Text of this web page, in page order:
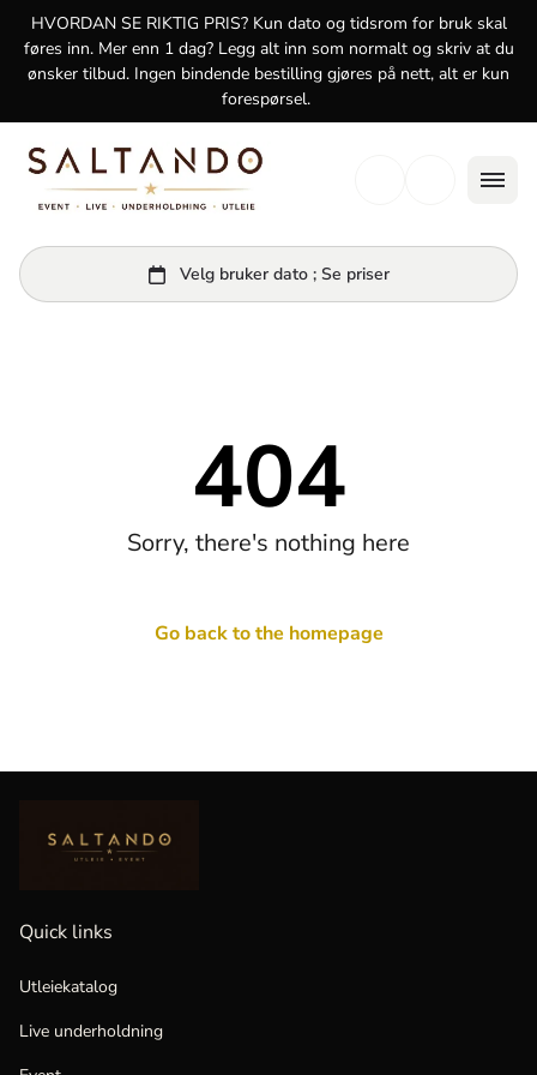
HVORDAN SE RIKTIG PRIS? Kun dato og tidsrom for bruk skal
føres inn. Mer enn 1 dag? Legg alt inn som normalt og skriv at du
ønsker tilbud. Ingen bindende bestilling gjøres på nett, alt er kun
forespørsel.
logg inn
404
Sorry, there's nothing here
Go back to the homepage
Quick links
Utleiekatalog
Live underholdning